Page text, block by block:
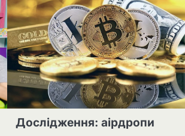
Дослідження: аірдропи